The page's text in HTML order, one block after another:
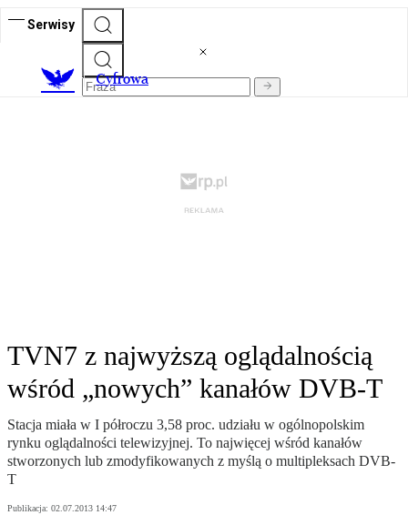
Serwisy
Cyfrowa
TVN7 z najwyższą oglądalnością
wśród „nowych” kanałów DVB-T
Stacja miała w I półroczu 3,58 proc. udziału w ogólnopolskim
rynku oglądalności telewizyjnej. To najwięcej wśród kanałów
stworzonych lub zmodyfikowanych z myślą o multipleksach DVB-
T
Publikacja: 02.07.2013 14:47